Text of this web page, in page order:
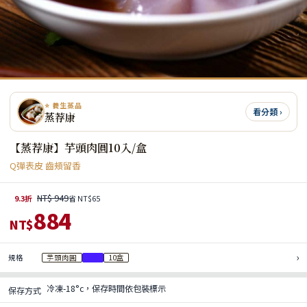
⭐ 養生蒸品
蒸荐康 看分類 ›
【蒸荐康】芋頭肉圓10入/盒
Q彈表皮 齒頰留香
9.3折 NT$ 949省 NT$65
NT$884
規格 芋頭肉圓 10盒 ›
保存方式 冷凍-18°c，保存時間依包裝標示